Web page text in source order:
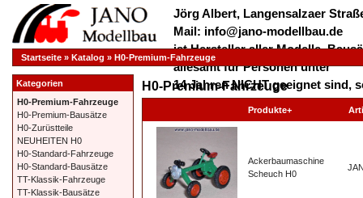
Jörg Albert, Langensalzaer
Mail: info@jano-modellbau.de
ist Hersteller aller Modelle,
allesamt für Personen unter
14 Jahren NICHT geeignet sind,
verschluckt werden dürfen!
*************** Herzlich
Startseite » Katalog » H0-Premium-Fahrzeuge
H0-Premium-Fahrzeuge
Produkte+
Ackerbaumaschine
Scheuch H0
Kategorien
H0-Premium-Fahrzeuge
H0-Premium-Bausätze
H0-Zurüstteile
NEUHEITEN H0
H0-Standard-Fahrzeuge
H0-Standard-Bausätze
TT-Klassik-Fahrzeuge
TT-Klassik-Bausätze